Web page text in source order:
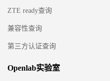
ZTE ready查询
兼容性查询
第三方认证查询
Openlab实验室